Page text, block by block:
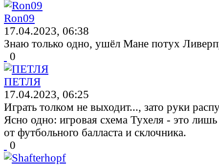
Ron09
17.04.2023, 06:38
Знаю только одно, ушёл Мане потух
0
ПЕТЛЯ
17.04.2023, 06:25
Играть толком не выходит..., зато руки
Ясно одно: игровая схема Тухеля - это лишь
от футбольного балласта и склочника.
0